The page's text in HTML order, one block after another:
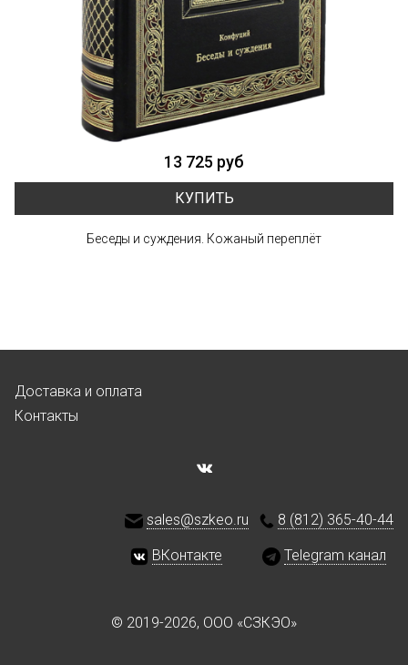
13 725 руб
КУПИТЬ
Беседы и суждения. Кожаный переплёт
Доставка и оплата
Контакты
sales@szkeo.ru 8 (812) 365-40-44
ВКонтакте Telegram канал
© 2019-2026, ООО «СЗКЭО»